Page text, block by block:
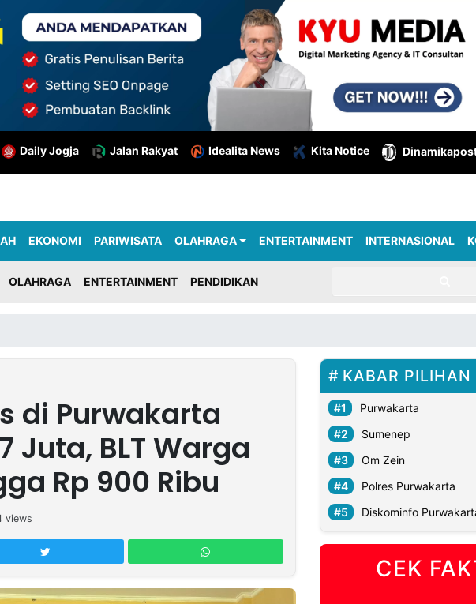
Daily Jogja Jalan Rakyat Idealita News Kita Notice
EKONOMI PARIWISATA OLAHRAGA ENTERTAINMENT INTERNASIONAL
OLAHRAGA ENTERTAINMENT PENDIDIKAN
di Purwakarta
Juta, BLT Warga
Rp 900 Ribu
views
KABAR PILIHAN
Purwakarta
Sumenep
Om Zein
Polres Purwakarta
Diskominfo
CEK